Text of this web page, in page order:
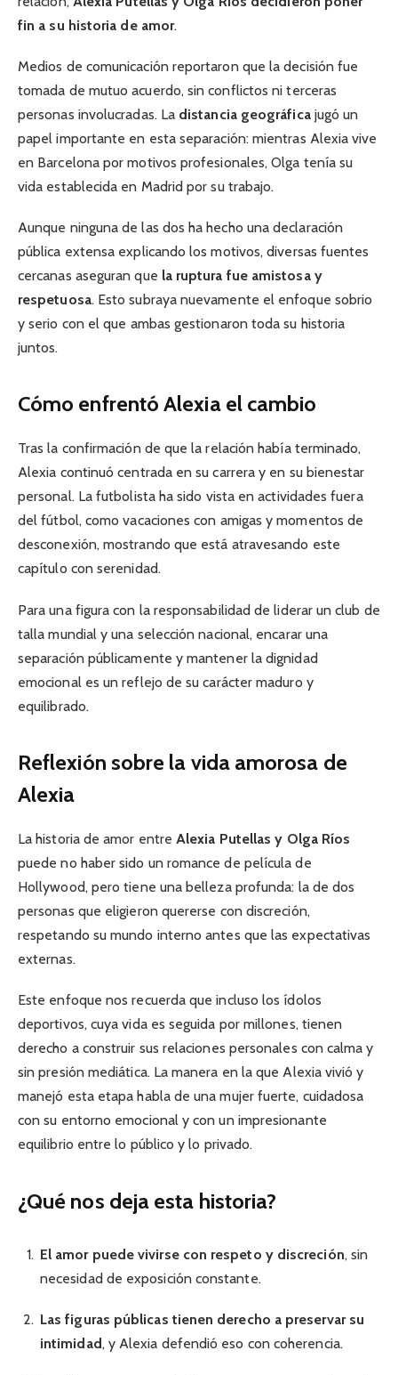
fin a su historia de amor.
Medios de comunicación reportaron que la decisión fue
tomada de mutuo acuerdo, sin conflictos ni terceras
personas involucradas. La distancia geográficajugó un
papel importante en esta separación: mientras Alexia vive
en Barcelona por motivos profesionales, Olga tenía su
vida establecida en Madrid por su trabajo.
Aunque ninguna de las dos ha hecho una declaración
pública extensa explicando los motivos, diversas fuentes
cercanas aseguran que la ruptura fue amistosa y
respetuosa. Esto subraya nuevamente el enfoque sobrio
y serio con el que ambas gestionaron toda su historia
juntos.
Cómo enfrentó Alexia el cambio
Tras la confirmación de que la relación había terminado,
Alexia continuó centrada en su carrera y en su bienestar
personal. La futbolista ha sido vista en actividades fuera
del fútbol, como vacaciones con amigas y momentos de
desconexión, mostrando que está atravesando este
capítulo con serenidad.
Para una figura con la responsabilidad de liderar un club de
talla mundial y una selección nacional, encarar una
separación públicamente y mantener la dignidad
emocional es un reflejo de su carácter maduro y
equilibrado.
Reflexión sobre la vida amorosa de
Alexia
La historia de amor entreAlexia Putellas y Olga Ríos
puede no haber sido un romance de película de
Hollywood, pero tiene una belleza profunda: la de dos
personas que eligieron quererse con discreción,
respetando su mundo interno antes que las expectativas
externas.
Este enfoque nos recuerda que incluso los ídolos
deportivos, cuya vida es seguida por millones, tienen
derecho a construir sus relaciones personales con calma y
sin presión mediática. La manera en la que Alexia vivió y
manejó esta etapa habla de una mujer fuerte, cuidadosa
con su entorno emocional y con un impresionante
equilibrio entre lo público y lo privado.
¿Qué nos deja esta historia?
El amor puede vivirse con respeto y discreción, sin
necesidad de exposición constante.
Las figuras públicas tienen derecho a preservar su
intimidad, y Alexia defendió eso con coherencia.